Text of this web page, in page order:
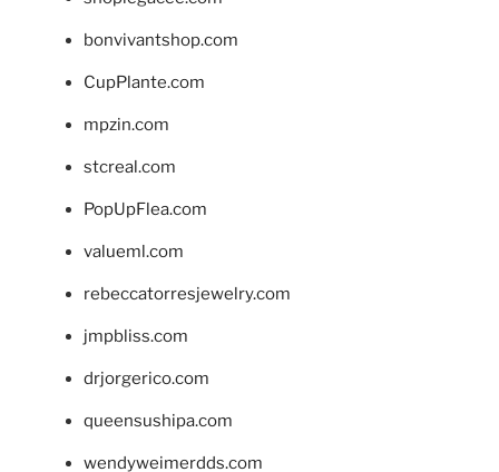
bonvivantshop.com
CupPlante.com
mpzin.com
stcreal.com
PopUpFlea.com
valueml.com
rebeccatorresjewelry.com
jmpbliss.com
drjorgerico.com
queensushipa.com
wendyweimerdds.com